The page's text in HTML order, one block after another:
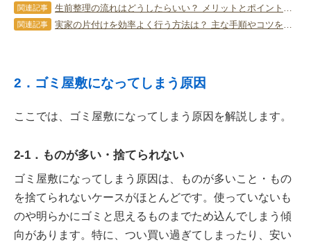
関連記事
関連記事
2．ゴミ屋敷になってしまう原因
ここでは、ゴミ屋敷になってしまう原因を解説します。
2-1．ものが多い・捨てられない
ゴミ屋敷になってしまう原因は、ものが多いこと・もの
を捨てられないケースがほとんどです。使っていないも
のや明らかにゴミと思えるものまでため込んでしまう傾
向があります。特に、つい買い過ぎてしまったり、安い